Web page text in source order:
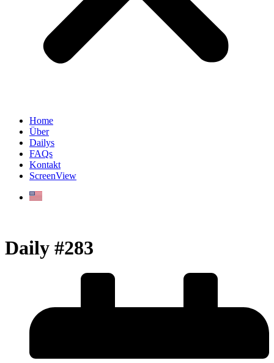
Home
Über
Dailys
FAQs
Kontakt
ScreenView
Daily #283